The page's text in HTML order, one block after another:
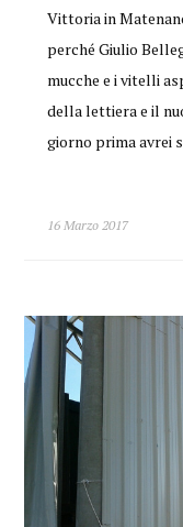
Vittoria in
perché Giulio
mucche e i vitelli
della lettiera e il
giorno prima avrei
16 Marzo 2017